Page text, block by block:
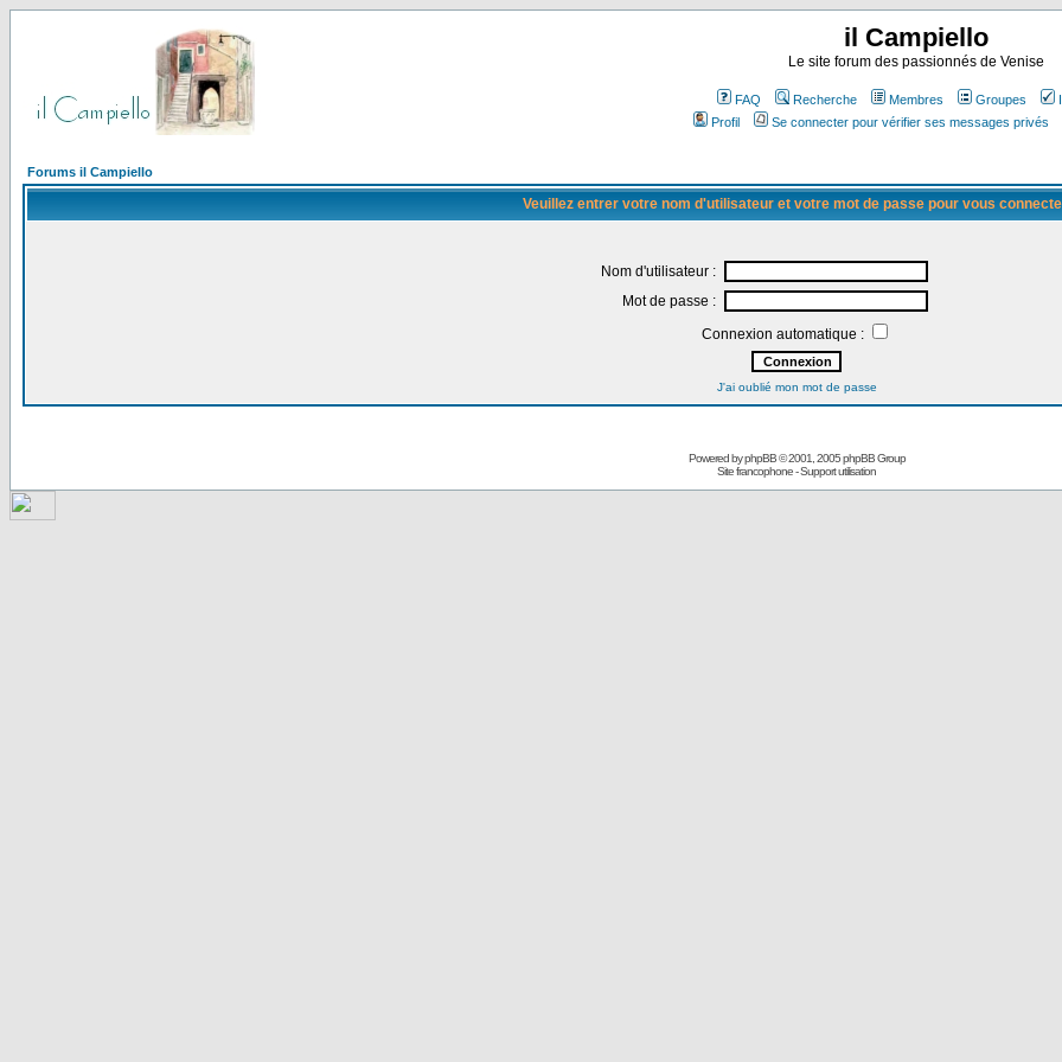
il Campiello
Le site forum des passionnés de Venise
FAQ Recherche Membres Groupes
Profil
Se connecter pour vérifier ses messages privés
Forums il Campiello
Veuillez entrer votre nom d'utilisateur et votre mot de passe pour vous
Nom d'utilisateur :
Mot de passe :
Connexion automatique :
J'ai oublié mon mot de passe
Powered byphpBB© 2001, 2005 phpBB Group
Site francophone-Support utilisation